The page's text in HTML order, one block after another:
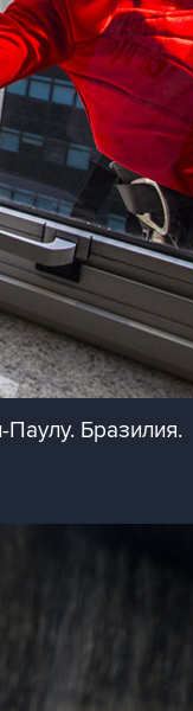
Бразилия.